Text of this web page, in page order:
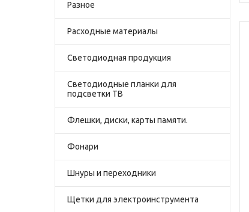
Разное
Расходные материалы
Светодиодная продукция
Светодиодные планки для
подсветки ТВ
Флешки, диски, карты памяти.
Фонари
Шнуры и переходники
Щетки для электроинструмента